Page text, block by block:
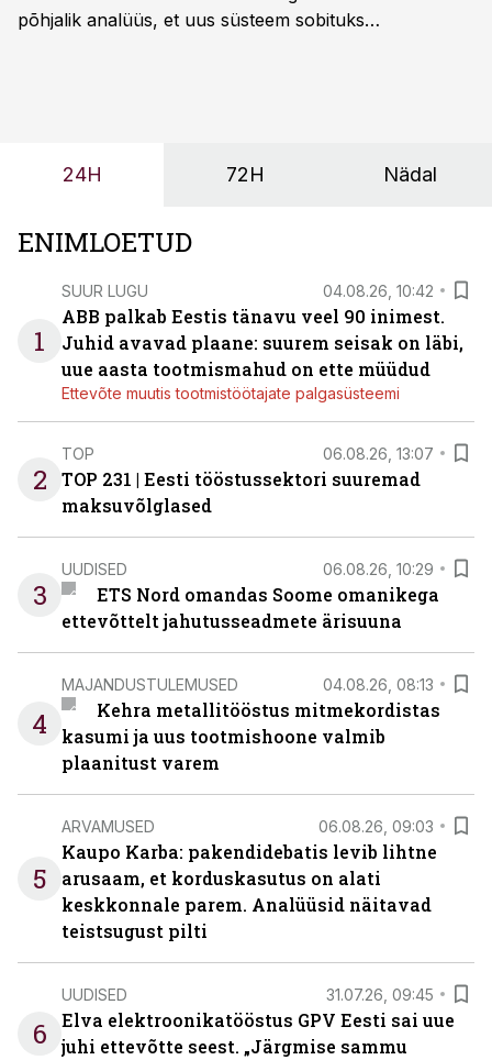
põhjalik analüüs, et uus süsteem sobituks
OÜ tegevjuht Sander Mitendorf.
24H 72H Nädal
ENIMLOETUD
1
SUUR LUGU 04.08.26, 10:42
ABB palkab Eestis tänavu veel 90 inimest.
Juhid avavad plaane: suurem seisak on läbi,
uue aasta tootmismahud on ette müüdud
Ettevõte muutis tootmistöötajate palgasüsteemi
2
TOP 06.08.26, 13:07
TOP 231 | Eesti tööstussektori suuremad
maksuvõlglased
3
UUDISED 06.08.26, 10:29
ETS Nord omandas Soome omanikega
ettevõttelt jahutusseadmete ärisuuna
4
MAJANDUSTULEMUSED 04.08.26, 08:13
Kehra metallitööstus mitmekordistas
kasumi ja uus tootmishoone valmib
plaanitust varem
5
ARVAMUSED 06.08.26, 09:03
Kaupo Karba: pakendidebatis levib lihtne
arusaam, et korduskasutus on alati
keskkonnale parem. Analüüsid näitavad
teistsugust pilti
6
UUDISED 31.07.26, 09:45
Elva elektroonikatööstus GPV Eesti sai uue
juhi ettevõtte seest. „Järgmise sammu